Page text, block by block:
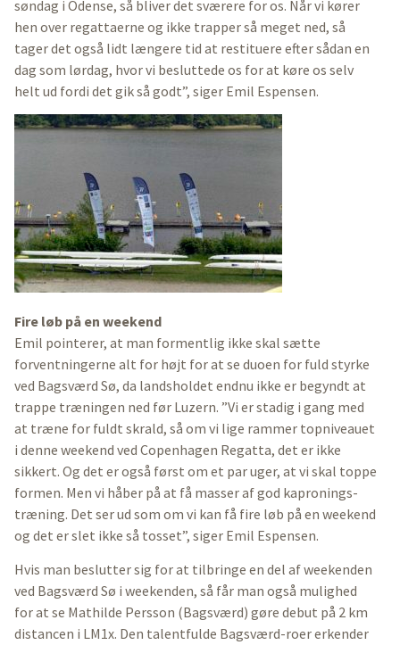
søndag i Odense, så bliver det sværere for os. Når vi kører
hen over regattaerne og ikke trapper så meget ned, så
tager det også lidt længere tid at restituere efter sådan en
dag som lørdag, hvor vi besluttede os for at køre os selv
helt ud fordi det gik så godt”, siger Emil Espensen.
Fire løb på en weekend
Emil pointerer, at man formentlig ikke skal sætte
forventningerne alt for højt for at se duoen for fuld styrke
ved Bagsværd Sø, da landsholdet endnu ikke er begyndt at
trappe træningen ned før Luzern. ”Vi er stadig i gang med
at træne for fuldt skrald, så om vi lige rammer topniveauet
i denne weekend ved Copenhagen Regatta, det er ikke
sikkert. Og det er også først om et par uger, at vi skal toppe
formen. Men vi håber på at få masser af god kapronings-
træning. Det ser ud som om vi kan få fire løb på en weekend
og det er slet ikke så tosset”, siger Emil Espensen.
Hvis man beslutter sig for at tilbringe en del af weekenden
ved Bagsværd Sø i weekenden, så får man også mulighed
for at se Mathilde Persson (Bagsværd) gøre debut på 2 km
distancen i LM1x. Den talentfulde Bagsværd-roer erkender